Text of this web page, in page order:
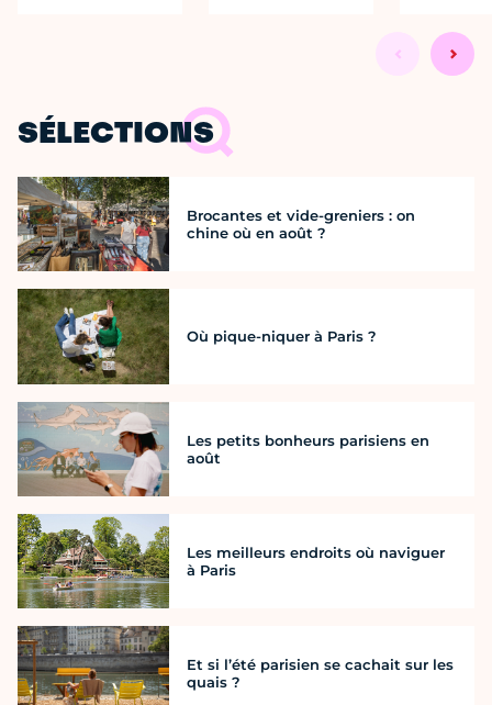
SÉLECTIONS
Brocantes et vide-greniers : on
chine où en août ?
Où pique-niquer à Paris ?
Les petits bonheurs parisiens en
août
Les meilleurs endroits où naviguer
à Paris
Et si l’été parisien se cachait sur les
quais ?